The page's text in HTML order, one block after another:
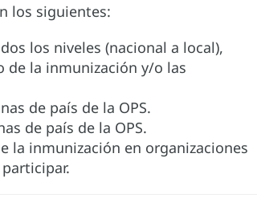
los siguientes:
los niveles (nacional a local),
de la inmunización y/o las
de país de la OPS.
de país de la OPS.
la inmunización en organizaciones